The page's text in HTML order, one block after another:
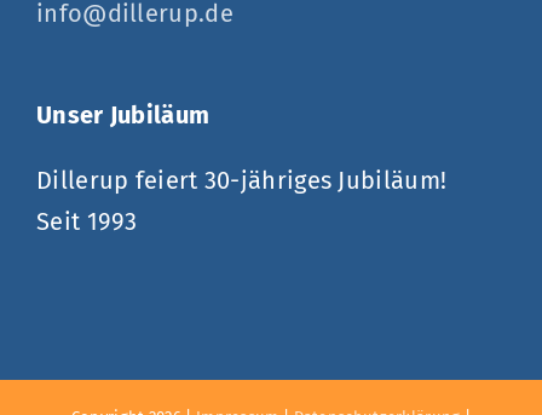
info@dillerup.de
Unser Jubiläum
Dillerup feiert 30-jähriges Jubiläum!
Seit 1993